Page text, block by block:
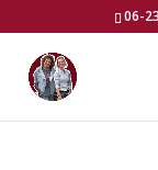
06-